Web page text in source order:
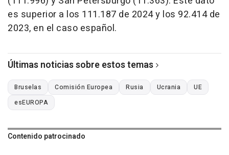
es superior a los 111.187 de 2024 y los 92.414 de
2023, en el caso español.
Últimas noticias sobre estos temas
Bruselas Comisión Europea Rusia Ucrania
UE
esEUROPA
Contenido patrocinado